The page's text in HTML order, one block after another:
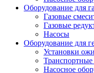
Оборудование для
Газовые
Газовые
Насосы
Оборудование для
Установки
Насосное